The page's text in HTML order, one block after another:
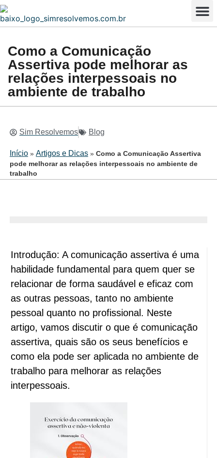
Como a Comunicação
Assertiva pode melhorar as
relações interpessoais no
ambiente de trabalho
Sim Resolvemos Blog
Início » Artigos e Dicas » Como a Comunicação Assertiva
pode melhorar as relações interpessoais no ambiente de
trabalho
Introdução: A comunicação assertiva é uma
habilidade fundamental para quem quer se
relacionar de forma saudável e eficaz com
as outras pessoas, tanto no ambiente
pessoal quanto no profissional. Neste
artigo, vamos discutir o que é comunicação
assertiva, quais são os seus benefícios e
como ela pode ser aplicada no ambiente de
trabalho para melhorar as relações
interpessoais.